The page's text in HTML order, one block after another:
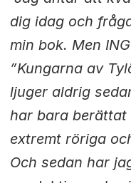
dig idag och
min bok. Men
”Kungarna av
ljuger aldrig
har bara berättat
extremt röriga
Och sedan har